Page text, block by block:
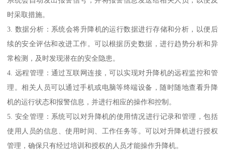
时采取措施。
3. 数据分析：系统会将升降机的运行数据进行存储和分析，以便后
续的安全评估和改进工作。可以根据历史数据，进行趋势分析和异
常检测，及时发现潜在的安全隐患。
4. 远程管理：通过互联网连接，可以实现对升降机的远程监控和管
理。相关人员可以通过手机或电脑等终端设备，随时随地查看升降
机的运行状态和报警信息，并进行相应的操作和控制。
5. 安全管理：系统可以对升降机的使用情况进行记录和管理，包括
使用人员的信息、使用时间、工作任务等。可以对升降机进行授权
管理，确保只有经过培训和授权的人员才能操作升降机。